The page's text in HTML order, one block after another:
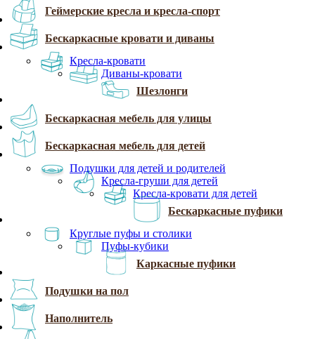
Геймерские кресла и кресла-спорт
Бескаркасные кровати и диваны
Кресла-кровати
Диваны-кровати
Шезлонги
Бескаркасная мебель для улицы
Бескаркасная мебель для детей
Подушки для детей и родителей
Кресла-груши для детей
Кресла-кровати для детей
Бескаркасные пуфики
Круглые пуфы и столики
Пуфы-кубики
Каркасные пуфики
Подушки на пол
Наполнитель